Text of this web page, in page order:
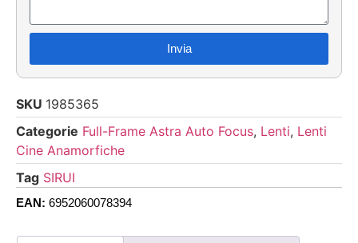
Invia
SKU 1985365
Categorie Full-Frame Astra Auto Focus, Lenti, Lenti
Cine Anamorfiche
Tag SIRUI
EAN: 6952060078394